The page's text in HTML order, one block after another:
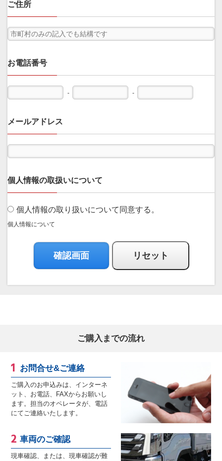
ご住所
お電話番号
- -
メールアドレス
個人情報の取扱いについて
個人情報の取り扱いについて同意する。
個人情報について
ご購入までの流れ
お問合せ&ご連絡
ご購入のお申込みは、インターネ
ット、お電話、FAXからお願いし
ます。担当のオペレータが、電話
にてご連絡いたします。
車両のご確認
現車確認、または、現車確認が難